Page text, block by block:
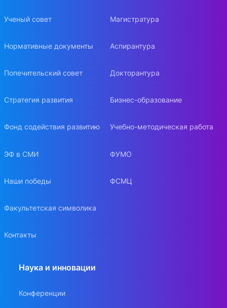
Ученый совет
Нормативные документы
Попечительский совет
Стратегия развития
Фонд содействия развитию
ЭФ в СМИ
Наши победы
Факультетская символика
Контакты
Магистратура
Аспирантура
Докторантура
Бизнес-образование
Учебно-методическая работа
ФУМО
ФСМЦ
Наука и инновации
Конференции